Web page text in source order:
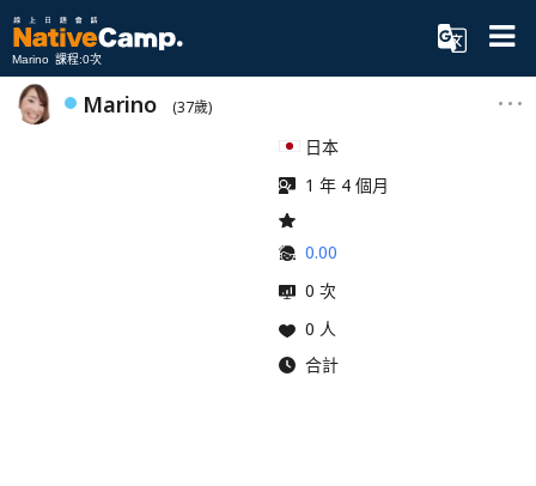
Marino 課程:0次
Marino (37歲)
日本
1 年 4 個月
0.00
0 次
0 人
合計